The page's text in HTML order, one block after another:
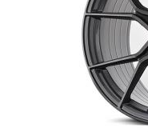
niiden hintaan.
tuotantotekniikka
että kevyempiä
Tämän huomaat
Olemme ylpeitä
valikoimassamme!